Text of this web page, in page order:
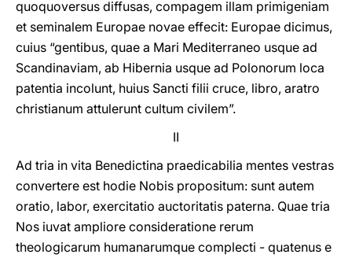
quoquoversus diffusas, compagem illam primigeniam
et seminalem Europae novae effecit: Europae dicimus,
cuius “gentibus, quae a Mari Mediterraneo usque ad
Scandinaviam, ab Hibernia usque ad Polonorum loca
patentia incolunt, huius Sancti filii cruce, libro, aratro
christianum attulerunt cultum civilem”.
II
Ad tria in vita Benedictina praedicabilia mentes vestras
convertere est hodie Nobis propositum: sunt autem
oratio, labor, exercitatio auctoritatis paterna. Quae tria
Nos iuvat ampliore consideratione rerum
theologicarum humanarumque complecti - quatenus e